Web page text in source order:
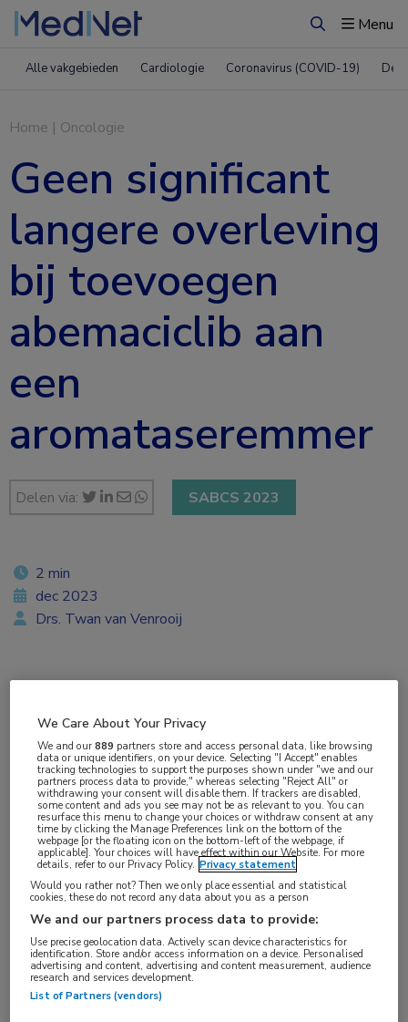
ZoekenMenu
Alle vakgebieden Cardiologie Coronavirus (COVID-19)
Home | Oncologie
Geen significant
langere overleving
bij toevoegen
abemaciclib aan
een
aromataseremmer
Delen via: SABCS 2023
De finale analyse van de totale overleving in de
MONARCH 3-studie laat zien dat bij vrouwen
met HR+, HER2- gevorderd mammacarcinoom
2 min
dec 2023
Drs. Twan van Venrooij
Oncologie
Aandachtsgebieden:
Borstkanker
Tags:
abemaciclib,anastrozol,aromataseremmer,HER2, HR+
letrozol
We Care About Your Privacy
We and our889 partners store and access personal data, like browsing
data or unique identifiers, on your device. Selecting "I Accept" enables
tracking technologies to support the purposes shown under "we and our
partners process data to provide," whereas selecting "Reject All" or
withdrawing your consent will disable them. If trackers are disabled,
some content and ads you see may not be as relevant to you. You can
resurface this menu to change your choices or withdraw consent at any
time by clicking the Manage Preferences link on the bottom of the
webpage [or the floating icon on the bottom-left of the webpage, if
applicable]. Your choices will have effect within our Website. For more
details, refer to our Privacy Policy. Privacy statement
Would you rather not? Then we only place essential and statistical
cookies, these do not record any data about you as a person
We and our partners process data to provide:
Use precise geolocation data. Actively scan device characteristics for
identification. Store and/or access information on a device. Personalised
advertising and content, advertising and content measurement, audience
research and services development.
List of Partners (vendors)